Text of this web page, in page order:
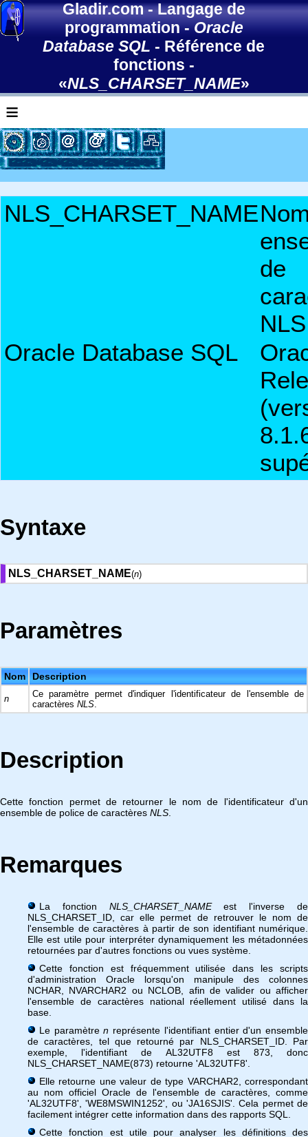
Gladir.com-Langage de
programmation-Oracle
Database SQL - Référence de
fonctions -
«NLS_CHARSET_NAME»
≡
NLS_CHARSET_NAME
de
NLS
Oracle Database SQL
Syntaxe
NLS_CHARSET_NAME(n)
Paramètres
Nom Description
n
Ce paramètre permet d'indiquer l'identificateur de l'ensemble de
caractères NLS.
Description
Cette fonction permet de retourner le nom de l'identificateur d'un
ensemble de police de caractères NLS
Remarques
La fonction NLS_CHARSET_NAMEest l'inverse de
NLS_CHARSET_ID, car elle permet de retrouver le nom de
l'ensemble de caractères à partir de son identifiant numérique.
Elle est utile pour interpréter dynamiquement les métadonnées
retournées par d'autres fonctions ou vues système.
Cette fonction est fréquemment utilisée dans les scripts
d'administration Oracle lorsqu'on manipule des colonnes
NCHAR, NVARCHAR2 ou NCLOB, afin de valider ou afficher
l'ensemble de caractères national réellement utilisé dans la
base.
Le paramètren représente l'identifiant entier d'un ensemble
de caractères, tel que retourné par NLS_CHARSET_ID. Par
exemple, l'identifiant de AL32UTF8 est 873, donc
NLS_CHARSET_NAME(873) retourne 'AL32UTF8'.
Elle retourne une valeur de type VARCHAR2, correspondant
au nom officiel Oracle de l'ensemble de caractères, comme
'AL32UTF8', 'WE8MSWIN1252', ou 'JA16SJIS'. Cela permet de
facilement intégrer cette information dans des rapports SQL.
Cette fonction est utile pour analyser les définitions des